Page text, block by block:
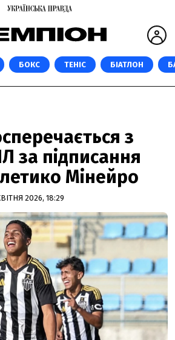
БОКС ТЕНІС БІАТЛОН
з
за підписання
Мінейро
2026, 18:29